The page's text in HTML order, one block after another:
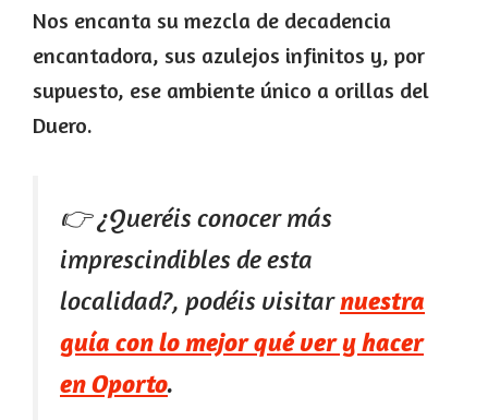
Nos encanta su mezcla de decadencia
encantadora, sus azulejos infinitos y, por
supuesto, ese ambiente único a orillas del
Duero.
👉 ¿Queréis conocer más
imprescindibles de esta
localidad?, podéis visitarnuestra
guía con lo mejor qué ver y hacer
en Oporto.